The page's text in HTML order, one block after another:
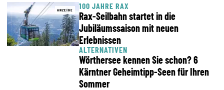
ANZEIGE 100 JAHRE RAX
Rax-Seilbahn startet in die
Jubiläumssaison mit neuen
Erlebnissen
ALTERNATIVEN
Wörthersee kennen Sie schon? 6
Kärntner Geheimtipp-Seen für Ihren
Sommer